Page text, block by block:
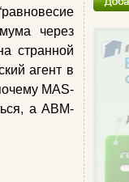
через
странной
агент в
MAS-
а ABM-